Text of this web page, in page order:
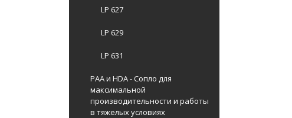
LP 627
LP 629
LP 631
PAA и HDA - Сопло для
максимальной
производительности и работы
в тяжелых условиях